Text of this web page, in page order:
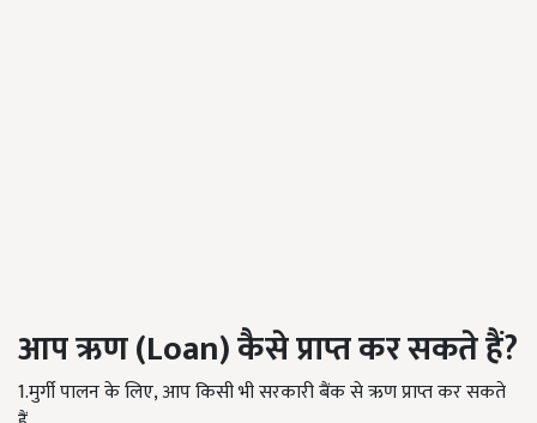
आपऋण(Loan)कैसेप्राप्तकरसकतेहैं?
1.मुर्गी पालन के लिए, आप किसी भी सरकारी बैंक से ऋण प्राप्त कर सकते